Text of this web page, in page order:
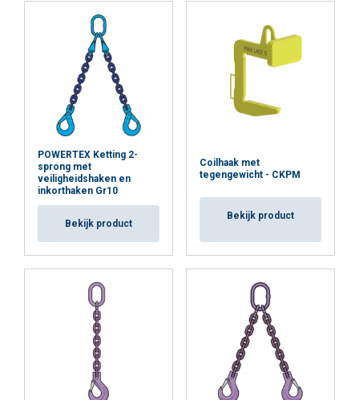
Opmerking:
Waarschuwing:
Veiligheidsfactor:
POWERTEX Ketting 2-
sprong met
veiligheidshaken en
inkorthaken Gr10
Bekijk product
Coilhaak met
tegengewicht - CKPM
Bekijk product